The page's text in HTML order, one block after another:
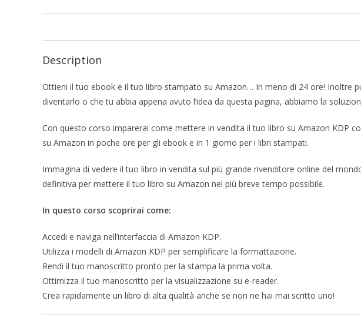
Description
Ottieni il tuo ebook e il tuo libro stampato su Amazon… In meno di 24 ore! Inoltre
diventarlo o che tu abbia appena avuto l’idea da questa pagina, abbiamo la
Con questo corso imparerai come mettere in vendita il tuo libro su Amazon KDP
su Amazon in poche ore per gli ebook e in 1 giorno per i libri stampati.
Immagina di vedere il tuo libro in vendita sul più grande rivenditore online del
definitiva per mettere il tuo libro su Amazon nel più breve tempo possibile.
In questo corso scoprirai come:
Accedi e naviga nell’interfaccia di Amazon KDP.
Utilizza i modelli di Amazon KDP per semplificare la formattazione.
Rendi il tuo manoscritto pronto per la stampa la prima volta.
Ottimizza il tuo manoscritto per la visualizzazione su e-reader.
Crea rapidamente un libro di alta qualità anche se non ne hai mai scritto uno!